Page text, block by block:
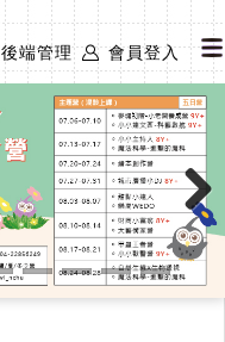
後端管理 會員登入
Next